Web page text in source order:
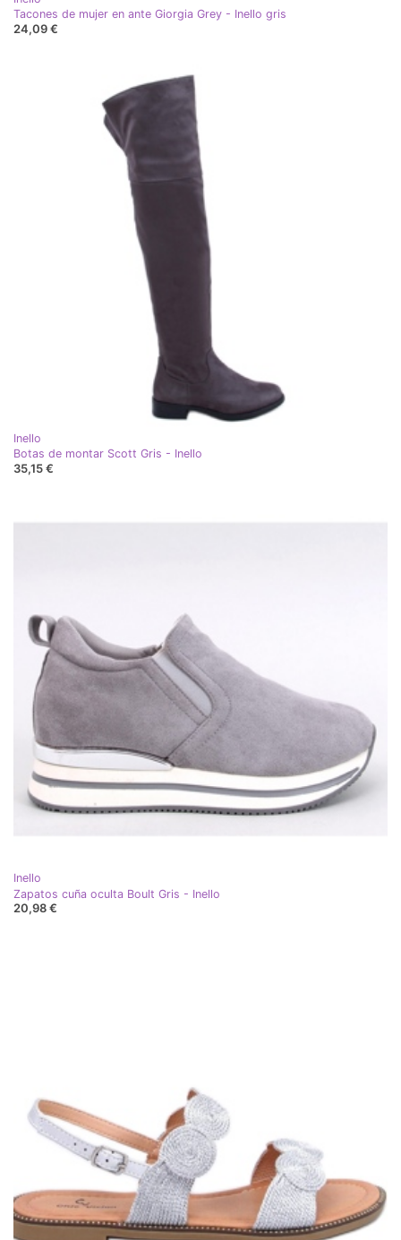
Tacones de mujer en ante Giorgia Grey - Inello gris
24,09 €
Inello
Botas de montar Scott Gris - Inello
35,15 €
Inello
Zapatos cuña oculta Boult Gris - Inello
20,98 €